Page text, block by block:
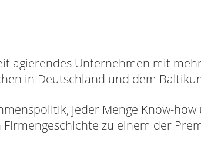
agierendes Unternehmen mit
in Deutschland und dem
jeder Menge Know-
zu einem der